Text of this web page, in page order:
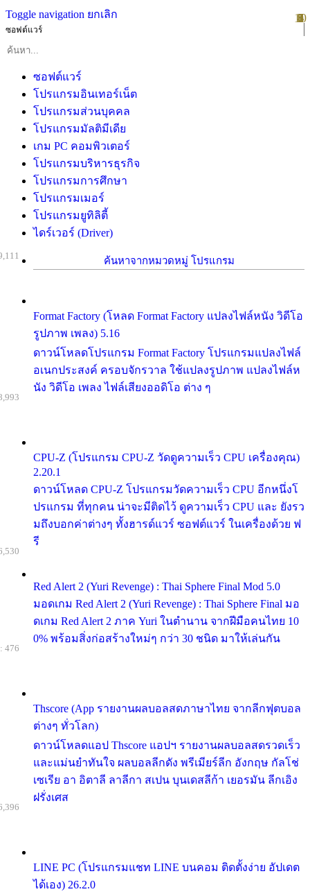
Toggle navigation ยกเลิก
ซอฟต์แวร์
ซอฟต์แวร์
โปรแกรมอินเทอร์เน็ต
โปรแกรมส่วนบุคคล
โปรแกรมมัลติมีเดีย
เกม PC คอมพิวเตอร์
โปรแกรมบริหารธุรกิจ
โปรแกรมการศึกษา
โปรแกรมเมอร์
โปรแกรมยูทิลิตี้
ไดร์เวอร์ (Driver)
ค้นหาจากหมวดหมู่ โปรแกรม
Format Factory (โหลด Format Factory แปลงไฟล์หนัง วิดีโอ
รูปภาพ เพลง) 5.16
ดาวน์โหลดโปรแกรม Format Factory โปรแกรมแปลงไฟล์
อเนกประสงค์ ครอบจักรวาล ใช้แปลงรูปภาพ แปลงไฟล์ห
นัง วิดีโอ เพลง ไฟล์เสียงออดิโอ ต่าง ๆ
CPU-Z (โปรแกรม CPU-Z วัดดูความเร็ว CPU เครื่องคุณ)
2.20.1
ดาวน์โหลด CPU-Z โปรแกรมวัดความเร็ว CPU อีกหนึ่งโ
ปรแกรม ที่ทุกคน น่าจะมีติดไว้ ดูความเร็ว CPU และ ยังรว
มถึงบอกค่าต่างๆ ทั้งฮารด์แวร์ ซอฟต์แวร์ ในเครื่องด้วย ฟ
รี
Red Alert 2 (Yuri Revenge) : Thai Sphere Final Mod 5.0
มอดเกม Red Alert 2 (Yuri Revenge) : Thai Sphere Final มอ
ดเกม Red Alert 2 ภาค Yuri ในตำนาน จากฝีมือคนไทย 10
0% พร้อมสิ่งก่อสร้างใหม่ๆ กว่า 30 ชนิด มาให้เล่นกัน
Thscore (App รายงานผลบอลสดภาษาไทย จากลีกฟุตบอล
ต่างๆ ทั่วโลก)
ดาวน์โหลดแอป Thscore แอปฯ รายงานผลบอลสดรวดเร็ว
และแม่นยำทันใจ ผลบอลลีกดัง พรีเมียร์ลีก อังกฤษ กัลโช่
เซเรีย อา อิตาลี ลาลีกา สเปน บุนเดสลีก้า เยอรมัน ลีกเอิง
ฝรั่งเศส
476
LINE PC (โปรแกรมแชท LINE บนคอม ติดตั้งง่าย อัปเดต
ได้เอง) 26.2.0
1
2
3
4
5
6
7
8
9
10